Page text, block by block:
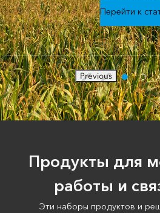
Перейти к
Previous
Продукты для
работы и
Эти наборы продуктов и